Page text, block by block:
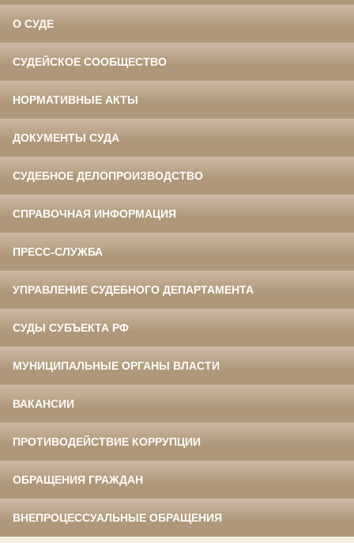
О СУДЕ
СУДЕЙСКОЕ СООБЩЕСТВО
НОРМАТИВНЫЕ АКТЫ
ДОКУМЕНТЫ СУДА
СУДЕБНОЕ ДЕЛОПРОИЗВОДСТВО
СПРАВОЧНАЯ ИНФОРМАЦИЯ
ПРЕСС-СЛУЖБА
УПРАВЛЕНИЕ СУДЕБНОГО ДЕПАРТАМЕНТА
СУДЫ СУБЪЕКТА РФ
МУНИЦИПАЛЬНЫЕ ОРГАНЫ ВЛАСТИ
ВАКАНСИИ
ПРОТИВОДЕЙСТВИЕ КОРРУПЦИИ
ОБРАЩЕНИЯ ГРАЖДАН
ВНЕПРОЦЕССУАЛЬНЫЕ ОБРАЩЕНИЯ